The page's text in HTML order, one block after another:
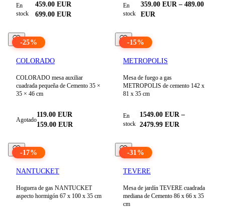
En
stock
459.00 EUR
699.00 EUR
En
stock
359.00 EUR–489.00
EUR
-25%
COLORADO
COLORADO mesa auxiliar
cuadrada pequeña de Cemento 35 ×
35 × 46 cm
Agotado
119.00 EUR
159.00 EUR
-15%
METROPOLIS
Mesa de fuego a gas
METROPOLIS de cemento 142 x
81 x 35 cm
En
stock
1549.00 EUR–
2479.99 EUR
-17%
NANTUCKET
Hoguera de gas NANTUCKET
aspecto hormigón 67 x 100 x 35 cm
-31 %
TEVERE
Mesa de jardín TEVERE cuadrada
mediana de Cemento 86 x 66 x 35
cm